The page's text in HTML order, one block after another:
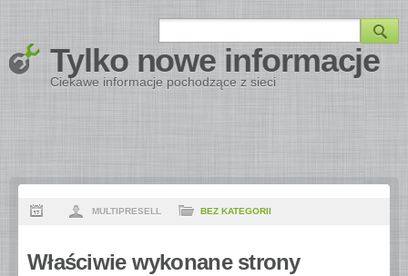
Tylko nowe informacje
Ciekawe informacje pochodzące z sieci
MULTIPRESELL BEZ KATEGORII
Właściwie wykonane strony